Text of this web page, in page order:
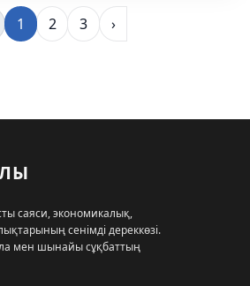
1 2 3 ›
саяси, экономикалық,
сенімді дереккөзі.
мен шынайы сұқбаттың